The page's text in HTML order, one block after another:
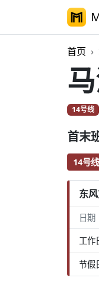
首页
14号线
首末
14号线
东
日期
工作
节假